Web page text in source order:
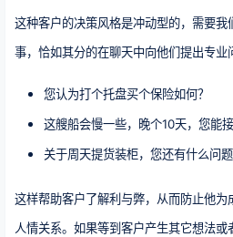
这种客户的决策风格是冲动型的，需要
事，恰如其分的在聊天中向他们提出专业
您认为打个托盘买个保险如何？
这艘船会慢一些，晚个10天，您能接
关于周天提货装柜，您还有什么问题
这样帮助客户了解利与弊，从而防止他
人情关系。如果等到客户产生其它想法